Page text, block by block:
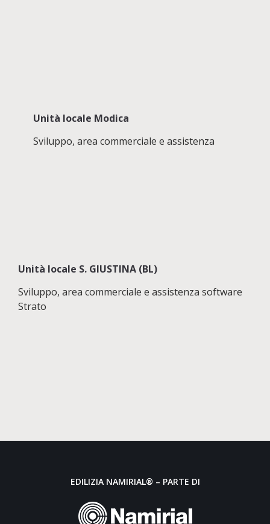
Unità locale Modica
Sviluppo, area commerciale e assistenza
Unità locale S. GIUSTINA (BL)
Sviluppo, area commerciale e assistenza software
Strato
EDILIZIA NAMIRIAL® – PARTE DI